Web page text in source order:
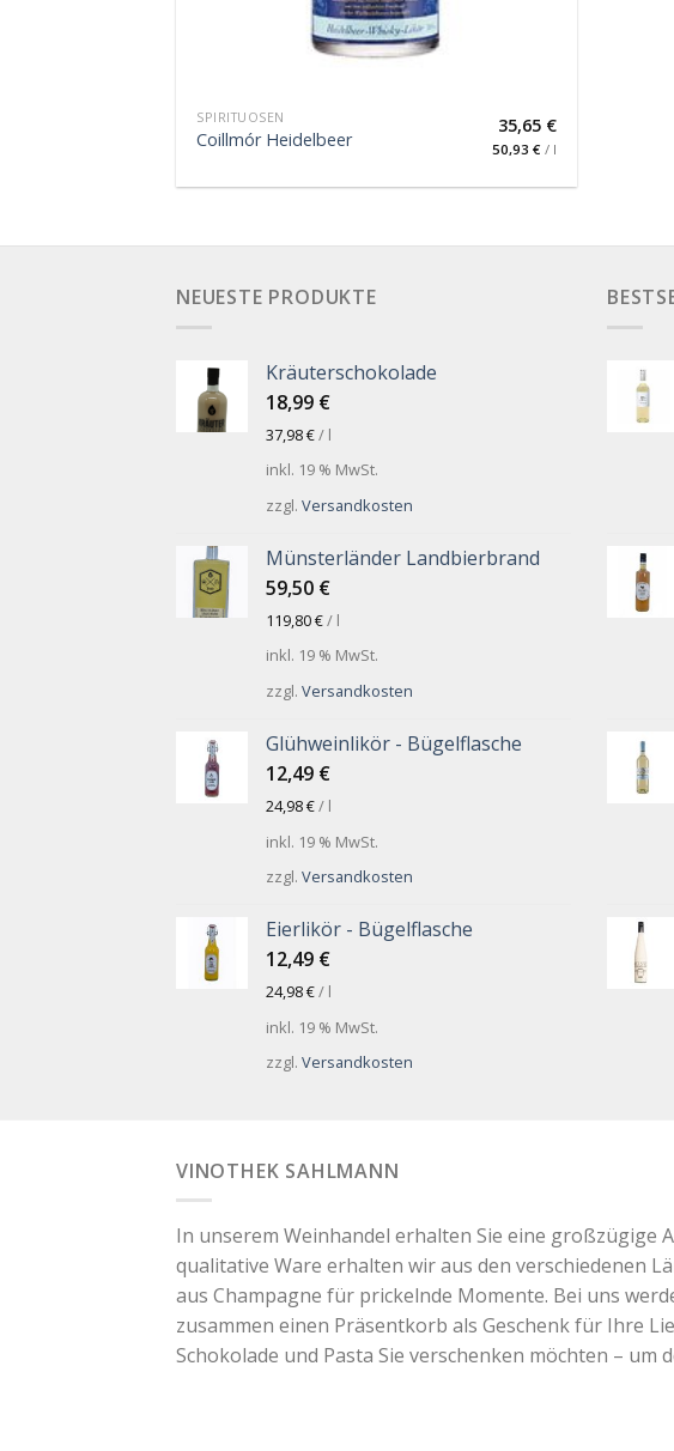
SPIRITUOSEN
Coillmór Heidelbeer
35,65 €
50,93 € / l
NEUESTE PRODUKTE
Kräuterschokolade
18,99 €
37,98€/ l
inkl. 19 % MwSt.
zzgl. Versandkosten
Münsterländer Landbierbrand
59,50 €
119,80€/ l
inkl. 19 % MwSt.
zzgl. Versandkosten
Glühweinlikör - Bügelflasche
12,49 €
24,98€/ l
inkl. 19 % MwSt.
zzgl. Versandkosten
Eierlikör - Bügelflasche
12,49 €
24,98€/ l
inkl. 19 % MwSt.
zzgl. Versandkosten
VINOTHEK SAHLMANN
In unserem Weinhandel erhalten Sie eine großzügige
qualitative Ware erhalten wir aus den verschiedenen
aus Champagne für prickelnde Momente. Bei uns
zusammen einen Präsentkorb als Geschenk für Ihre
Schokolade und Pasta Sie verschenken möchten – um